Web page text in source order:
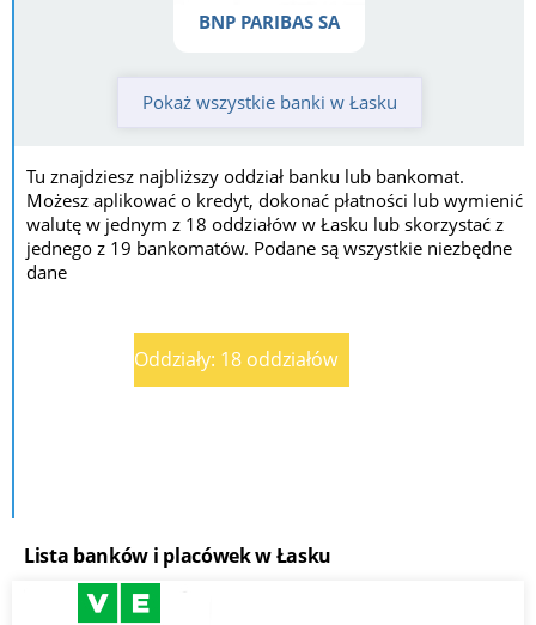
BNP PARIBAS SA
Pokaż wszystkie banki w Łasku
Tu znajdziesz najbliższy oddział banku lub bankomat.
Możesz aplikować o kredyt, dokonać płatności lub wymienić
walutę w jednym z 18 oddziałów w Łasku lub skorzystać z
jednego z 19 bankomatów. Podane są wszystkie niezbędne
dane
Oddziały: 18 oddziałów
Lista banków i placówek w Łasku